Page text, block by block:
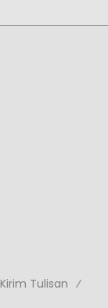
Kirim Tulisan